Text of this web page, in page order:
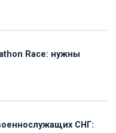
Race: нужны
СНГ: